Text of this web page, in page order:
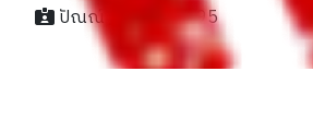
ปัณณ์ / 094xxxxx95